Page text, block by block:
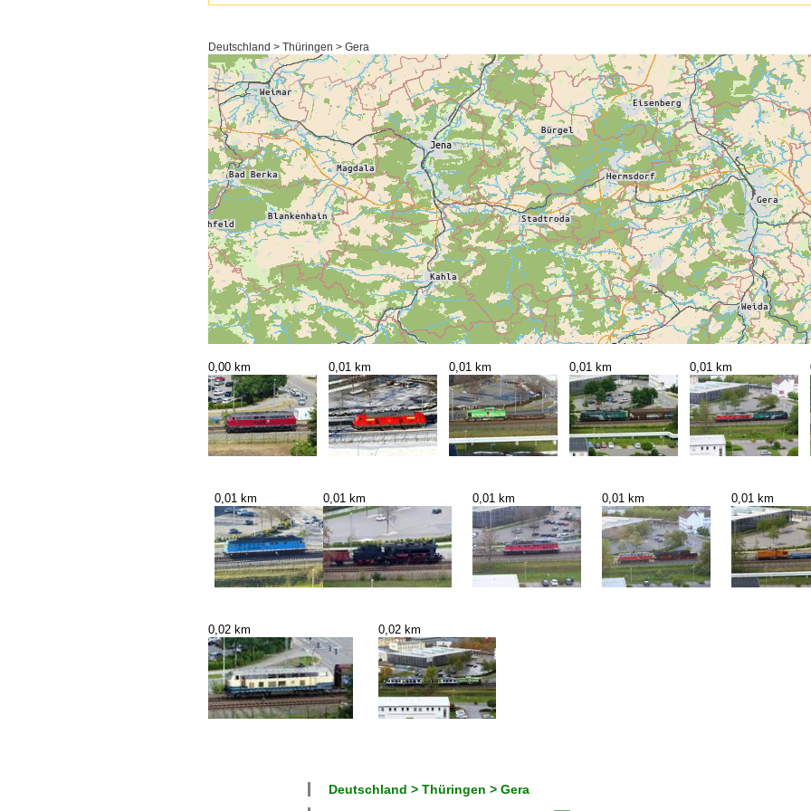
Deutschland > Thüringen > Gera
0,00 km 0,01 km 0,01 km 0,01 km 0,01 km
0,01 km 0,01 km 0,01 km 0,01 km 0,01 km
0,02 km 0,02 km
Deutschland > Thüringen > Gera